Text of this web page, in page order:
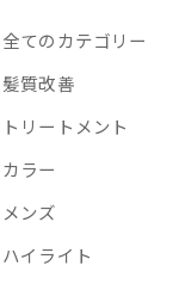
全てのカテゴリー
髪質改善
トリートメント
カラー
メンズ
ハイライト